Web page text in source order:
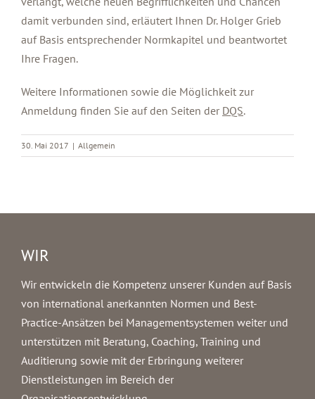
damit verbunden sind, erläutert Ihnen Dr. Holger Grieb
auf Basis entsprechender Normkapitel und beantwortet
Ihre Fragen.
Weitere Informationen sowie die Möglichkeit zur
Anmeldung finden Sie auf den Seiten der DQS.
30. Mai 2017 | Allgemein
WIR
Wir entwickeln die Kompetenz unserer Kunden auf Basis
von international anerkannten Normen und Best-
Practice-Ansätzen bei Managementsystemen weiter und
unterstützen mit Beratung, Coaching, Training und
Auditierung sowie mit der Erbringung weiterer
Dienstleistungen im Bereich der